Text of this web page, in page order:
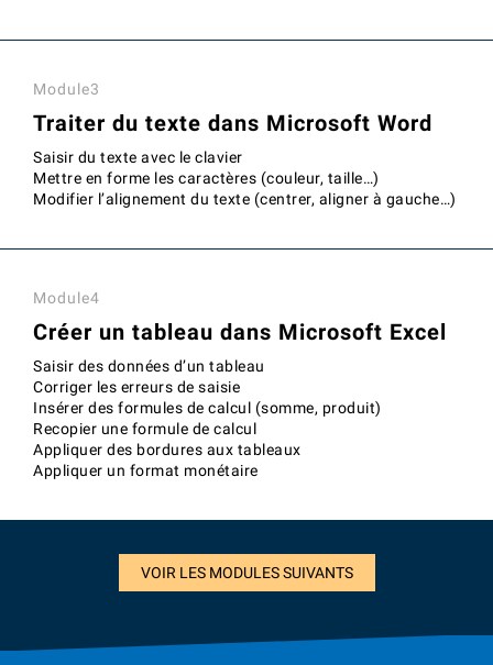
Module3
Traiter du texte dans Microsoft Word
Saisir du texte avec le clavier
Mettre en forme les caractères (couleur, taille…)
Modifier l’alignement du texte (centrer, aligner à gauche…)
Module4
Créer un tableau dans Microsoft Excel
Saisir des données d’un tableau
Corriger les erreurs de saisie
Insérer des formules de calcul (somme, produit)
Recopier une formule de calcul
Appliquer des bordures aux tableaux
Appliquer un format monétaire
VOIR LES MODULES SUIVANTS